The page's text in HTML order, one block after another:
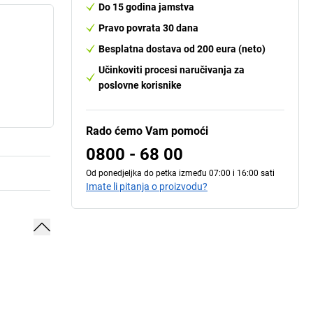
Do 15 godina jamstva
Pravo povrata 30 dana
Besplatna dostava od 200 eura (neto)
Učinkoviti procesi naručivanja za
poslovne korisnike
Rado ćemo Vam pomoći
0800 - 68 00
Od ponedjeljka do petka između 07:00 i 16:00 sati
Imate li pitanja o proizvodu?